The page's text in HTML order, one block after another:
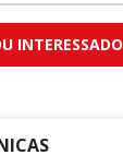
INTERESSADO